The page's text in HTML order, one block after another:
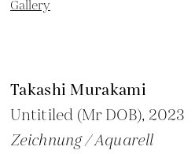
Takashi Murakami
Untitiled (Mr DOB), 2023
Zeichnung / Aquarell